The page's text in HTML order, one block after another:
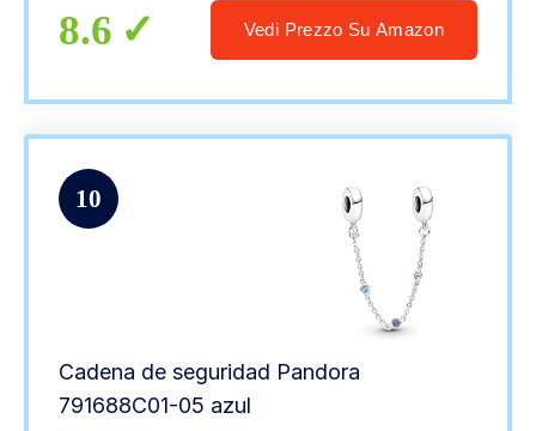
2700K(2x30M)
8.6 Vedi Prezzo Su Amazon
10
Cadena de seguridad Pandora
791688C01-05 azul